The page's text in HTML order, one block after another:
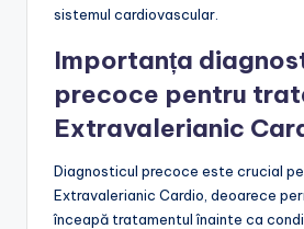
sistemul cardiovascular.
Importanța
precoce pentru
Extravalerianic
Diagnosticul precoce este crucial
Extravalerianic Cardio, deoarece
înceapă tratamentul înainte ca